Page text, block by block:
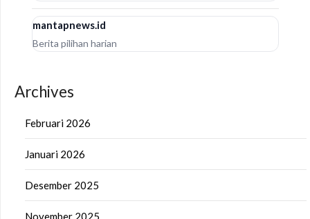
mantapnews.id
Berita pilihan harian
Archives
Februari 2026
Januari 2026
Desember 2025
November 2025